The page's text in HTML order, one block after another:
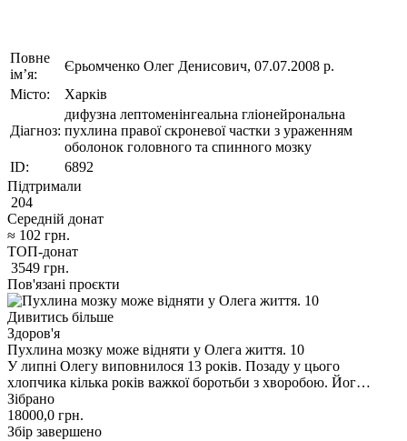
Повне
ім’я:
Єрьомченко Олег Денисович, 07.07.2008 р.
Місто:
Харків
Діагноз:
дифузна лептоменінгеальна гліонейрональна
пухлина правої скроневої частки з ураженням
оболонок головного та спинного мозку
ID:
6892
Підтримали
204
Середній донат
≈ 102 грн.
ТОП-донат
3549 грн.
Пов'язані проєкти
Дивитись більше
Здоров'я
Пухлина мозку може відняти у Олега життя. 10
У липні Олегу виповнилося 13 років. Позаду у цього
хлопчика кілька років важкої боротьби з хворобою. Йог…
Зібрано
18000,0 грн.
Збір завершено